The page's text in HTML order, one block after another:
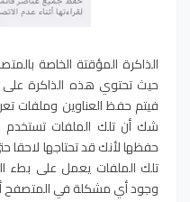
الذاكرة المؤقتة الخاصة
حيث تحتوي هذه الذاكرة
فيتم حفظ العناوين وملفات
شك أن تلك الملفات
حفظها لأنك قد تحتاجها لاحقا
تلك الملفات يعمل على
وجود أي مشكلة في المتصفح